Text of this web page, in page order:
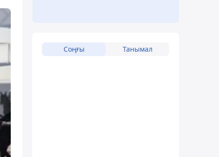
Соңғы Танымал